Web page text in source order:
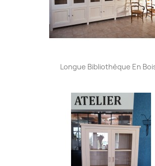
Longue Bibliothèque En